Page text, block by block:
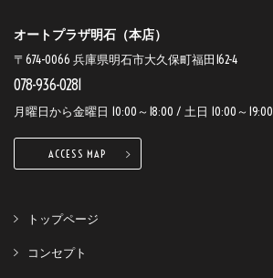
オートプラザ明石（本店）
〒674-0066 兵庫県明石市大久保町福田162-4
078-936-0281
月曜日から金曜日 10:00～18:00 / 土日 10:00～19:00
ACCESS MAP
トップページ
コンセプト